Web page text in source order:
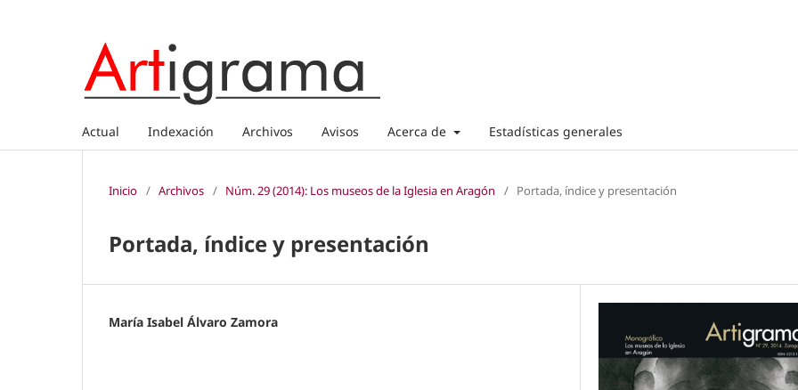
Actual Indexación Archivos Avisos Acerca de Estadísticas generales
Inicio / Archivos / Núm. 29 (2014): Los museos de la Iglesia en Aragón / Portada, índice y presentación
Portada, índice y presentación
María Isabel Álvaro Zamora